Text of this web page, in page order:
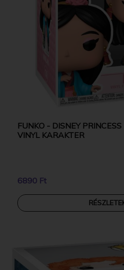
FUNKO - DISNEY
VINYL KARAKTER
6890 Ft